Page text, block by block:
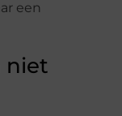
een
niet